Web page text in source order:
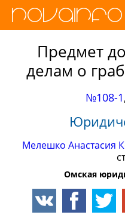
Предмет
делам о
№108-1,
Мелешко Анастасия
Омская